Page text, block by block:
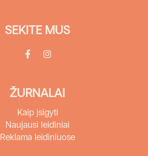
SEKITE MUS
ŽURNALAI
Kaip įsigyti
Naujausi leidiniai
Reklama leidiniuose